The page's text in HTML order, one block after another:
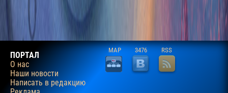
ПОРТАЛ
О нас
Наши новости
Написать в редакцию
MAP 3476 RSS